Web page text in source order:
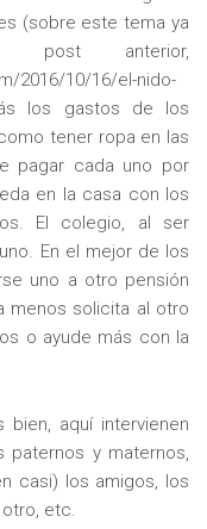
(sobre este tema ya
post anterior,
2016/10/16/el-nido-
los gastos de los
tener ropa en las
pagar cada uno por
en la casa con los
El colegio, al ser
En el mejor de los
uno a otro pensión
menos solicita al otro
o ayude más con la
bien, aquí intervienen
paternos y maternos,
casi) los amigos, los
etc.